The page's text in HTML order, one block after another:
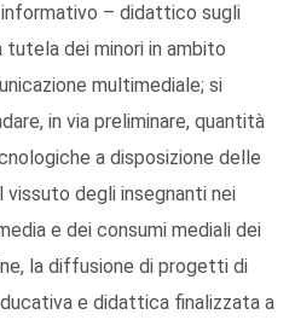
– didattico sugli
dei minori in ambito
multimediale; si
in via preliminare, quantità
a disposizione delle
vissuto degli insegnanti nei
e dei consumi mediali dei
la diffusione di progetti di
e didattica finalizzata a